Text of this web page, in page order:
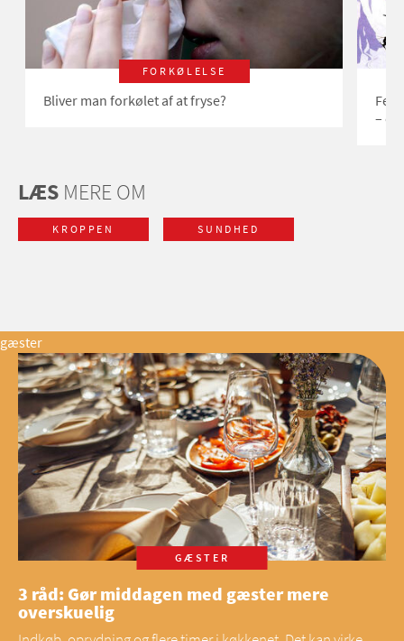
FORKØLELSE
Bliver man forkølet af at fryse?
Fed
–
LÆS MERE OM
KROPPEN SUNDHED
gæster
GÆSTER
3 råd: Gør middagen med gæster mere
overskuelig